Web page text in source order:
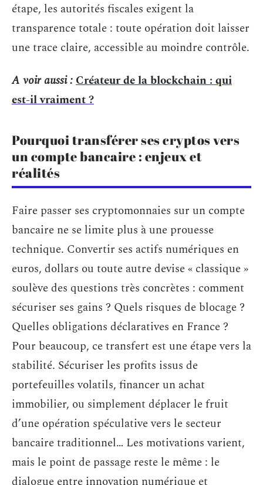
étape, les autorités fiscales exigent la
transparence totale : toute opération doit laisser
une trace claire, accessible au moindre contrôle.
A voir aussi :Créateur de la blockchain : qui
est-il vraiment ?
Pourquoi transférer ses cryptos vers
un compte bancaire : enjeux et
réalités
Faire passer ses cryptomonnaies sur un compte
bancaire ne se limite plus à une prouesse
technique. Convertir ses actifs numériques en
euros, dollars ou toute autre devise « classique »
soulève des questions très concrètes : comment
sécuriser ses gains ? Quels risques de blocage ?
Quelles obligations déclaratives en France ?
Pour beaucoup, ce transfert est une étape vers la
stabilité. Sécuriser les profits issus de
portefeuilles volatils, financer un achat
immobilier, ou simplement déplacer le fruit
d’une opération spéculative vers le secteur
bancaire traditionnel… Les motivations varient,
mais le point de passage reste le même : le